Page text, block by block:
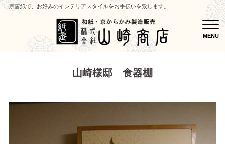
京唐紙で、お好みのインテリアスタイルをお手伝いを致します。
MENU
山崎様邸 食器棚